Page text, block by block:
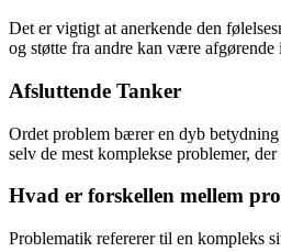
Det er vigtigt at anerkende den
og støtte fra andre kan være afgørende
Afsluttende Tanker
Ordet problem bærer en dyb
selv de mest komplekse problemer,
Hvad er forskellen mellem
Problematik refererer til en kompleks